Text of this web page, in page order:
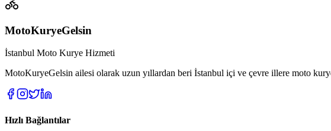
MotoKuryeGelsin
İstanbul Moto Kurye Hizmeti
MotoKuryeGelsin ailesi olarak uzun yıllardan beri İstanbul içi ve çevre illere moto
Hızlı Bağlantılar